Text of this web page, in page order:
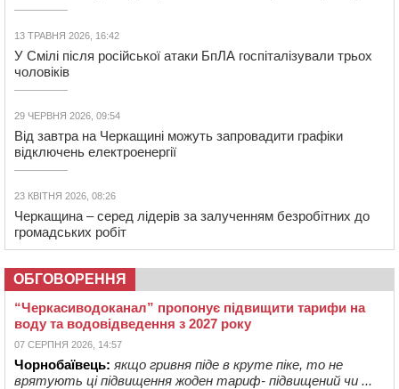
13 ТРАВНЯ 2026, 16:42
У Смілі після російської атаки БпЛА госпіталізували трьох
чоловіків
29 ЧЕРВНЯ 2026, 09:54
Від завтра на Черкащині можуть запровадити графіки
відключень електроенергії
23 КВІТНЯ 2026, 08:26
Черкащина – серед лідерів за залученням безробітних до
громадських робіт
ОБГОВОРЕННЯ
“Черкасиводоканал” пропонує підвищити тарифи на
воду та водовідведення з 2027 року
07 СЕРПНЯ 2026, 14:57
Чорнобаївець: якщо гривня піде в круте піке, то не
врятують ці підвищення жоден тариф- підвищений чи ...